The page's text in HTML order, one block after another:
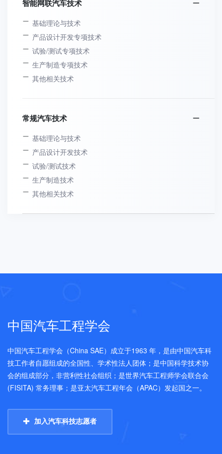
智能网联汽车技术
基础理论与技术
产品设计开发专项技术
试验/测试专项技术
生产制造专项技术
其他相关技术
常规汽车技术
基础理论与技术
产品设计开发技术
试验/测试技术
生产制造技术
其他相关技术
中国汽车工程学会
中国汽车工程学会（China SAE）成立于1963 年，是由中国汽车科
技工作者自愿组成的全国性、学术性法人团体；是中国科学技术协
会的组成部分，非营利性社会组织；是世界汽车工程师学会联合会
(FISITA) 常务理事；是亚太汽车工程年会（APAC）发起国之一。
加入汽车科技志愿者